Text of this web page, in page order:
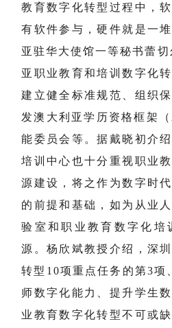
教育数字化转型过程中，
有软件参与，硬件就是一
亚驻华大使馆一等秘书蕾切
亚职业教育和培训数字化
建立健全标准规范、组织
发澳大利亚学历资格框架
能委员会等。据戴晓初介
培训中心也十分重视职业
源建设，将之作为数字时
的前提和基础，如为从业
验室和职业教育数字化培
源。杨欣斌教授介绍，深
转型10项重点任务的第3项
师数字化能力、提升学生
业教育数字化转型不可或